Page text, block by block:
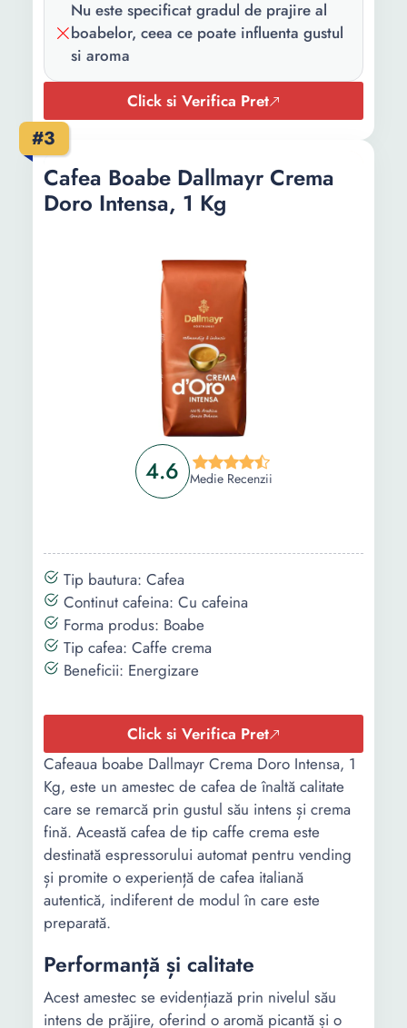
Nu este specificat gradul de prajire al
boabelor, ceea ce poate influenta gustul
si aroma
Click si Verifica Pret
#3
4.6 Medie Recenzii
Cafea Boabe Dallmayr Crema
Doro Intensa, 1 Kg
Tip bautura: Cafea
Continut cafeina: Cu cafeina
Forma produs: Boabe
Tip cafea: Caffe crema
Beneficii: Energizare
Click si Verifica Pret
Cafeaua boabe Dallmayr Crema Doro Intensa, 1
Kg, este un amestec de cafea de înaltă calitate
care se remarcă prin gustul său intens și crema
fină. Această cafea de tip caffe crema este
destinată espressorului automat pentru vending
și promite o experiență de cafea italiană
autentică, indiferent de modul în care este
preparată.
Performanță și calitate
Acest amestec se evidențiază prin nivelul său
intens de prăjire, oferind o aromă picantă și o